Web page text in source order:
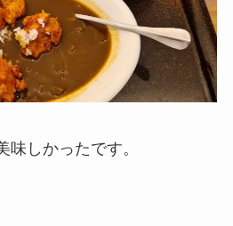
味しかったです。